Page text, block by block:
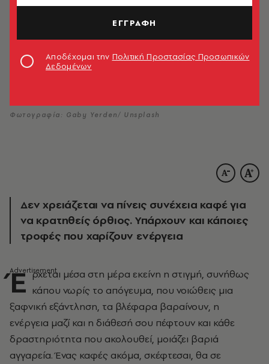
Φωτογραφία: Gaby Yerden/ Unsplash
Δεν χρειάζεται να πίνεις συνέχεια καφέ για
να κρατηθείς όρθιος. Υπάρχουν και κάποιες
τροφές που χαρίζουν ενέργεια
Έ ρχεται μέσα στη μέρα εκείνη η στιγμή, συνήθως
κάπου νωρίς το απόγευμα, που νοιώθεις μια
ξαφνική εξάντληση, τα βλέφαρα βαραίνουν, η
ενέργεια μαζί και η διάθεσή σου πέφτουν και κάθε
δραστηριότητα που ακολουθεί, μοιάζει βαριά
αγγαρεία. Ένας καφές ακόμα, σκέφτεσαι, θα σε
ΕΓΓΡΑΦΗ
Αποδέχομαι την Πολιτική Προστασίας Προσωπικών
Δεδομένων